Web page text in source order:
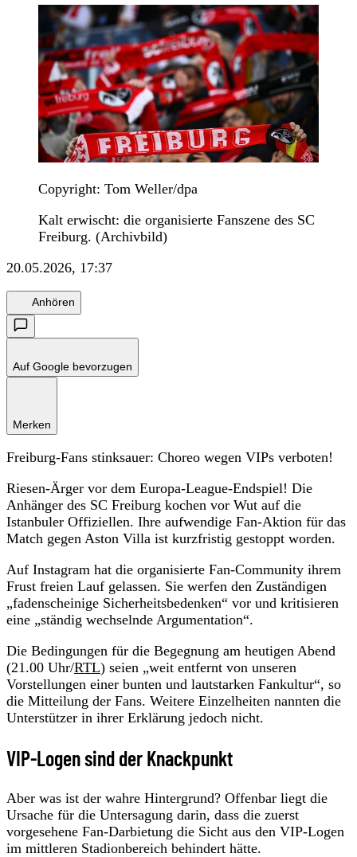
Copyright: Tom Weller/dpa
Kalt erwischt: die organisierte Fanszene des SC
Freiburg. (Archivbild)
20.05.2026, 17:37
Anhören
Auf Google bevorzugen
Merken
Freiburg-Fans stinksauer: Choreo wegen VIPs verboten!
Riesen-Ärger vor dem Europa-League-Endspiel! Die
Anhänger des SC Freiburg kochen vor Wut auf die
Istanbuler Offiziellen. Ihre aufwendige Fan-Aktion für das
Match gegen Aston Villa ist kurzfristig gestoppt worden.
Auf Instagram hat die organisierte Fan-Community ihrem
Frust freien Lauf gelassen. Sie werfen den Zuständigen
„fadenscheinige Sicherheitsbedenken“ vor und kritisieren
eine „ständig wechselnde Argumentation“.
Die Bedingungen für die Begegnung am heutigen Abend
(21.00 Uhr/RTL) seien „weit entfernt von unseren
Vorstellungen einer bunten und lautstarken Fankultur“, so
die Mitteilung der Fans. Weitere Einzelheiten nannten die
Unterstützer in ihrer Erklärung jedoch nicht.
VIP-Logen sind der Knackpunkt
Aber was ist der wahre Hintergrund? Offenbar liegt die
Ursache für die Untersagung darin, dass die zuerst
vorgesehene Fan-Darbietung die Sicht aus den VIP-Logen
im mittleren Stadionbereich behindert hätte.